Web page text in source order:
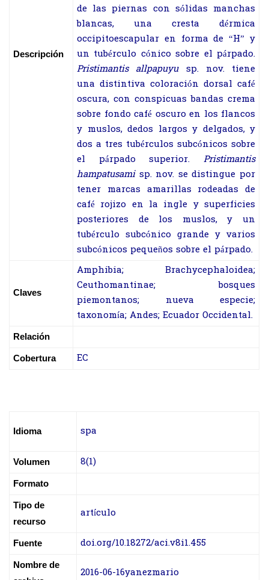
Descripción
de las piernas con sólidas manchas
blancas, una cresta dérmica
occipitoescapular en forma de “H” y
un tubérculo cónico sobre el párpado.
Pristimantis allpapuyusp. nov. tiene
una distintiva coloración dorsal café
oscura, con conspicuas bandas crema
sobre fondo café oscuro en los flancos
y muslos, dedos largos y delgados, y
dos a tres tubérculos subcónicos sobre
el párpado superior. Pristimantis
hampatusamisp. nov. se distingue por
tener marcas amarillas rodeadas de
café rojizo en la ingle y superficies
posteriores de los muslos, y un
tubérculo subcónico grande y varios
subcónicos pequeños sobre el párpado.
Claves
Amphibia; Brachycephaloidea;
Ceuthomantinae; bosques
piemontanos; nueva especie;
taxonomía; Andes; Ecuador Occidental.
Relación
Cobertura EC
Idioma spa
Volumen 8(1)
Formato
Tipo de
recurso
artículo
Fuente doi.org/10.18272/aci.v8i1.455
Nombre de
2016-06-16yanezmario